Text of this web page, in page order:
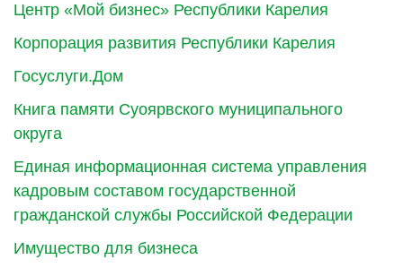
Центр «Мой бизнес» Республики Карелия
Корпорация развития Республики Карелия
Госуслуги.Дом
Книга памяти Суоярвского муниципального
округа
Единая информационная система управления
кадровым составом государственной
гражданской службы Российской Федерации
Имущество для бизнеса